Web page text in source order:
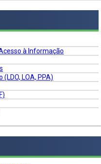
à Informação
LOA, PPA)